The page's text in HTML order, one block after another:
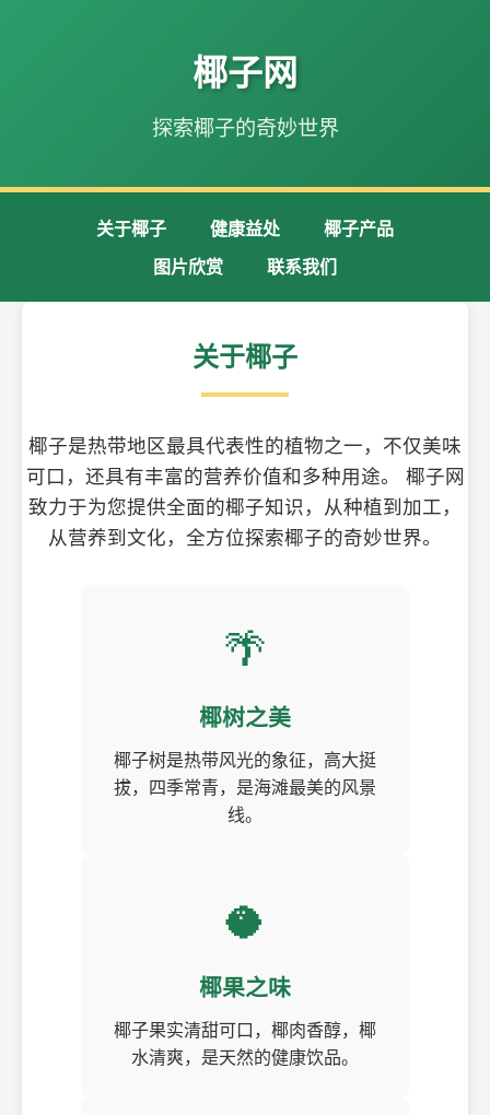
椰子网
探索椰子的奇妙世界
关于椰子 健康益处
椰子产品
图片欣赏
联系我们
关于椰子
椰子是热带地区最具代表性的植物之一，不仅美味
可口，还具有丰富的营养价值和多种用途。 椰子网
致力于为您提供全面的椰子知识，从种植到加工，
从营养到文化，全方位探索椰子的奇妙世界。
🌴
椰树之美
椰子树是热带风光的象征，高大挺
拔，四季常青，是海滩最美的风景
线。
🥥
椰果之味
椰子果实清甜可口，椰肉香醇，椰
水清爽，是天然的健康饮品。